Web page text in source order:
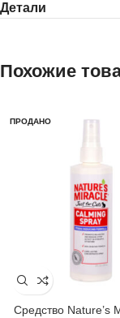
Детали
Похожие
ПРОДАНО
Средство Nature’s